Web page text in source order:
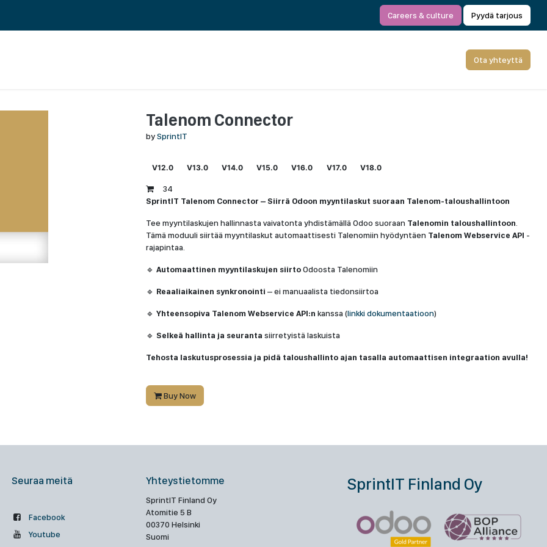
Careers & culture Pyydä tarjous
Ota yhteyttä
Talenom Connector
bySprintIT
V12.0 V13.0 V14.0 V15.0 V16.0 V17.0 V18.0
34
SprintIT Talenom Connector – Siirrä Odoon myyntilaskut suoraan Talenom-taloushallintoon
Tee myyntilaskujen hallinnasta vaivatonta yhdistämällä Odoo suoraan Talenomin taloushallintoon
Tämä moduuli siirtää myyntilaskut automaattisesti Talenomiin hyödyntäen Talenom Webservice API -
rajapintaa.
🔹 Automaattinen myyntilaskujen siirtoOdoosta Talenomiin
🔹 Reaaliaikainen synkronointi – ei manuaalista tiedonsiirtoa
🔹 Yhteensopiva Talenom Webservice API:n kanssa (linkki dokumentaatioon)
🔹 Selkeä hallinta ja seuranta siirretyistä laskuista
Tehosta laskutusprosessia ja pidä taloushallinto ajan tasalla automaattisen integraation avulla!
Buy Now
Seuraa meitä
Facebook
Youtube
Yhteystietomme
SprintIT Finland Oy
Atomitie 5 B
00370 Helsinki
Suomi
SprintIT Finland Oy